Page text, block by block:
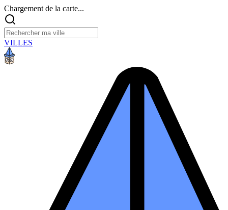
Chargement de la carte...
VILLES